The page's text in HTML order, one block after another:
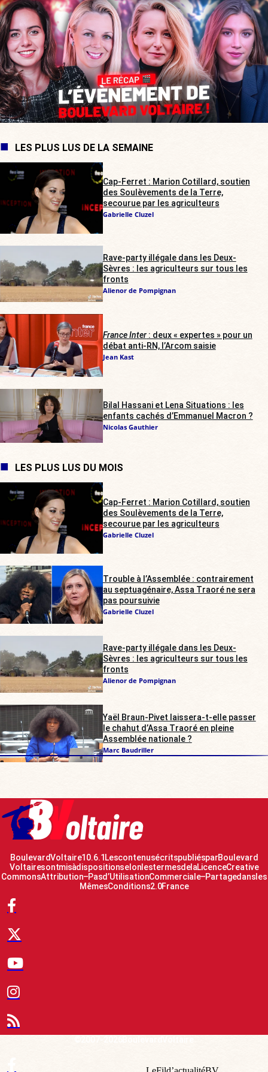
LES PLUS LUS DE LA SEMAINE
Cap-Ferret : Marion Cotillard, soutien
des Soulèvements de la Terre,
secourue par les agriculteurs
Gabrielle Cluzel
Rave-party illégale dans les Deux-
Sèvres : les agriculteurs sur tous les
fronts
Alienor de Pompignan
France Inter: deux « expertes » pour un
débat anti-RN, l’Arcom saisie
Jean Kast
Bilal Hassani et Lena Situations : les
enfants cachés d’Emmanuel Macron ?
Nicolas Gauthier
LES PLUS LUS DU MOIS
Cap-Ferret : Marion Cotillard, soutien
des Soulèvements de la Terre,
secourue par les agriculteurs
Gabrielle Cluzel
Trouble à l’Assemblée : contrairement
au septuagénaire, Assa Traoré ne sera
pas poursuivie
Gabrielle Cluzel
Rave-party illégale dans les Deux-
Sèvres : les agriculteurs sur tous les
fronts
Alienor de Pompignan
Yaël Braun-Pivet laissera-t-elle passer
le chahut d’Assa Traoré en pleine
Assemblée nationale ?
Marc Baudriller
Boulevard Voltaire 10.6.1 Les contenus écrits publiés par Boulevard
Voltaire sont mis à disposition selon les termes de la Licence Creative
Commons Attribution – Pas d’Utilisation Commerciale – Partage dans les
Mêmes Conditions 2.0 France